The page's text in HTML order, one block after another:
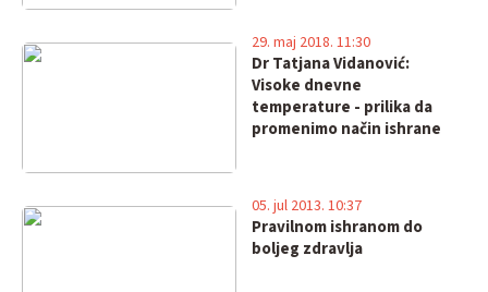
Dr Tatjana Vidanović:
Visoke dnevne
temperature - prilika da
promenimo način ishrane
29. maj 2018. 11:30
Pravilnom ishranom do
boljeg zdravlja
05. jul 2013. 10:37